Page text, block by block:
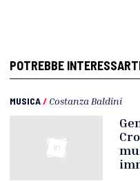
POTREBBE
MUSICA/ Costanza Baldini